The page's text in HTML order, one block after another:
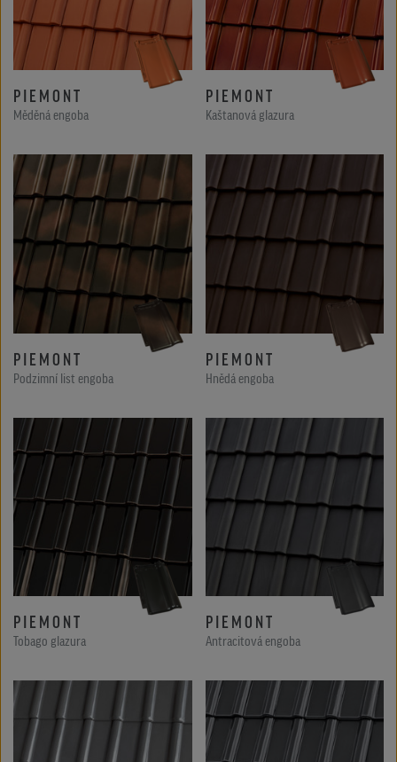
PIEMONT
Měděná engoba
PIEMONT
Kaštanová glazura
PIEMONT
Podzimní list engoba
PIEMONT
Hnědá engoba
PIEMONT
Tobago glazura
PIEMONT
Antracitová engoba